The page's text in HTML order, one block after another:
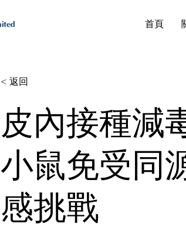
首頁
< 返回
皮內接種減
小鼠免受同
感挑戰